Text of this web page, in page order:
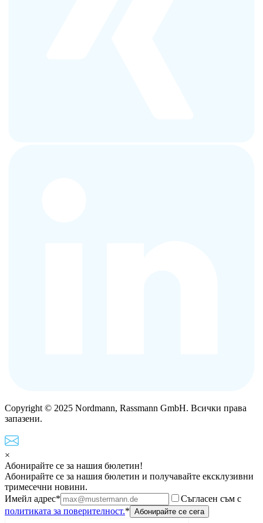
Copyright © 2025 Nordmann, Rassmann GmbH. Всички права
запазени.
×
Абонирайте се за нашия бюлетин!
Абонирайте се за нашия бюлетин и получавайте ексклузивни
тримесечни новини.
Имейл адрес*
Съгласен съм с
политиката за поверителност.*